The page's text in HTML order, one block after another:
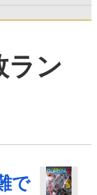
ラン
で